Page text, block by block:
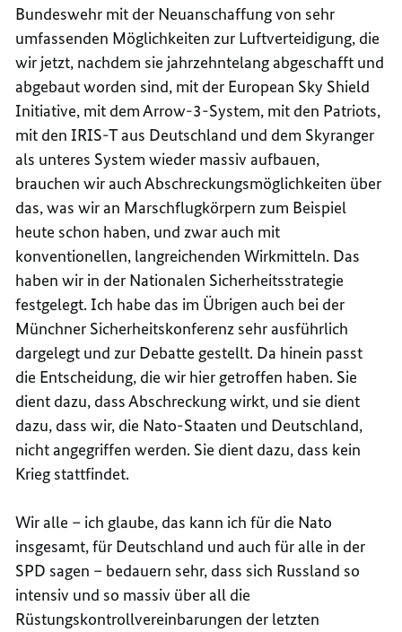
Bundeswehr mit der Neuanschaffung von sehr
umfassenden Möglichkeiten zur Luftverteidigung, die
wir jetzt, nachdem sie jahrzehntelang abgeschafft und
abgebaut worden sind, mit der European Sky Shield
Initiative, mit dem Arrow-3-System, mit den Patriots,
mit den IRIS-T aus Deutschland und dem Skyranger
als unteres System wieder massiv aufbauen,
brauchen wir auch Abschreckungsmöglichkeiten über
das, was wir an Marschflugkörpern zum Beispiel
heute schon haben, und zwar auch mit
konventionellen, langreichenden Wirkmitteln. Das
haben wir in der Nationalen Sicherheitsstrategie
festgelegt. Ich habe das im Übrigen auch bei der
Münchner Sicherheitskonferenz sehr ausführlich
dargelegt und zur Debatte gestellt. Da hinein passt
die Entscheidung, die wir hier getroffen haben. Sie
dient dazu, dass Abschreckung wirkt, und sie dient
dazu, dass wir, die Nato-Staaten und Deutschland,
nicht angegriffen werden. Sie dient dazu, dass kein
Krieg stattfindet.
Wir alle – ich glaube, das kann ich für die Nato
insgesamt, für Deutschland und auch für alle in der
SPD sagen – bedauern sehr, dass sich Russland so
intensiv und so massiv über all die
Rüstungskontrollvereinbarungen der letzten